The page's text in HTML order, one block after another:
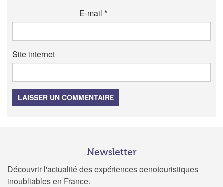
E-mail *
Site internet
LAISSER UN COMMENTAIRE
Newsletter
Découvrir l'actualité des expériences oenotouristiques
inoubliables en France.